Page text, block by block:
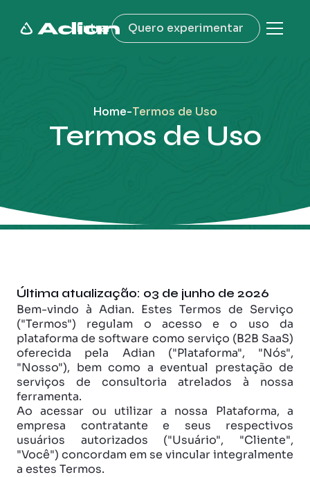
Entrar Quero experimentar
Home-Termos de Uso
Termos de Uso
Última atualização: 03 de junho de 2026
Bem-vindo à Adian. Estes Termos de Serviço
("Termos") regulam o acesso e o uso da
plataforma de software como serviço (B2B SaaS)
oferecida pela Adian ("Plataforma", "Nós",
"Nosso"), bem como a eventual prestação de
serviços de consultoria atrelados à nossa
ferramenta.
Ao acessar ou utilizar a nossa Plataforma, a
empresa contratante e seus respectivos
usuários autorizados ("Usuário", "Cliente",
"Você") concordam em se vincular integralmente
a estes Termos.